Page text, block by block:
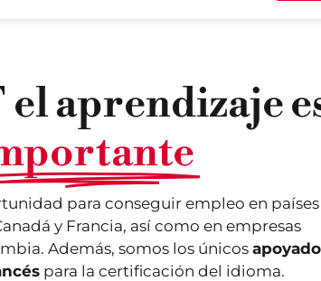
el aprendizaje
para conseguir empleo en países
y Francia, así como en empresas
Además, somos los únicos
para la certificación del idioma.